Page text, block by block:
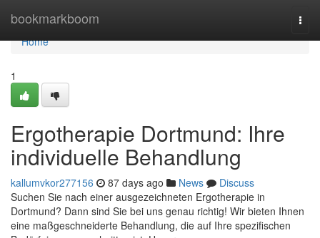
bookmarkboom
Home
Home
1
Ergotherapie Dortmund: Ihre
individuelle Behandlung
kallumvkor277156 87 days ago News
Discuss
Suchen Sie nach einer ausgezeichneten Ergotherapie in
Dortmund? Dann sind Sie bei uns genau richtig! Wir bieten Ihnen
eine maßgeschneiderte Behandlung, die auf Ihre spezifischen